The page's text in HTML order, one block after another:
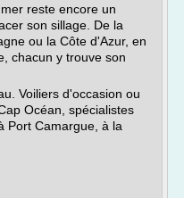
reste encore un
son sillage. De la
ou la Côte d'Azur, en
chacun y trouve son
Voiliers d'occasion ou
Océan, spécialistes
Port Camargue, à la